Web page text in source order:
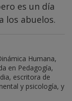
es un día
los abuelos.
Humana,
en Pedagogía,
escritora de
y psicología, y